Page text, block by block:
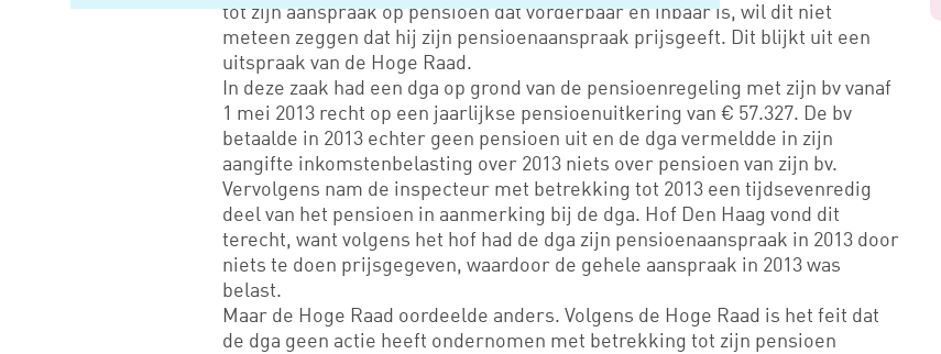
tot zijn aanspraak op pensioen dat vorderbaar en inbaar is, wil dit niet
meteen zeggen dat hij zijn pensioenaanspraak prijsgeeft. Dit blijkt uit een
uitspraak van de Hoge Raad.
In deze zaak had een dga op grond van de pensioenregeling met zijn bv vanaf
1 mei 2013 recht op een jaarlijkse pensioenuitkering van € 57.327. De bv
betaalde in 2013 echter geen pensioen uit en de dga vermeldde in zijn
aangifte inkomstenbelasting over 2013 niets over pensioen van zijn bv.
Vervolgens nam de inspecteur met betrekking tot 2013 een tijdsevenredig
deel van het pensioen in aanmerking bij de dga. Hof Den Haag vond dit
terecht, want volgens het hof had de dga zijn pensioenaanspraak in 2013 door
niets te doen prijsgegeven, waardoor de gehele aanspraak in 2013 was
belast.
Maar de Hoge Raad oordeelde anders. Volgens de Hoge Raad is het feit dat
de dga geen actie heeft ondernomen met betrekking tot zijn pensioen